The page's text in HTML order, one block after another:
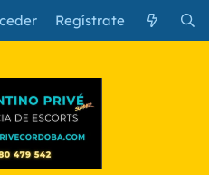
Regístrate